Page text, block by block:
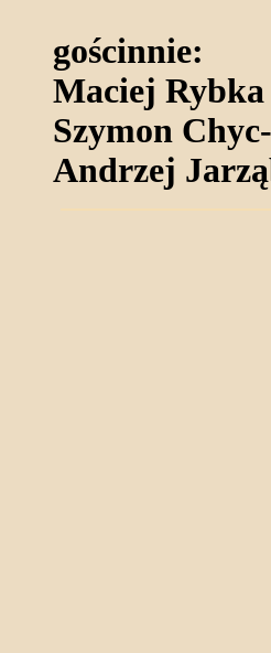
gościnnie:
Maciej Rybka
Szymon
Andrzej